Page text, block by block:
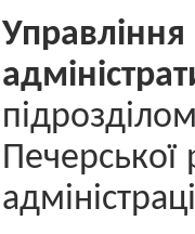
Печерської